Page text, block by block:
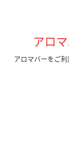
アロ
アロマバーをご